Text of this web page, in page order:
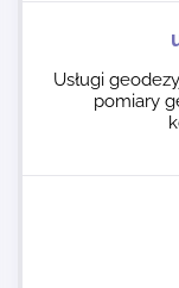
Usługi
pomiary